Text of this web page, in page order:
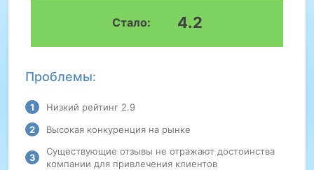
Проблемы:
Низкий рейтинг 2.9
Высокая конкуренция на рынке
Существующие отзывы не отражают достоинства
компании для привлечения клиентов
Стало: 4.2